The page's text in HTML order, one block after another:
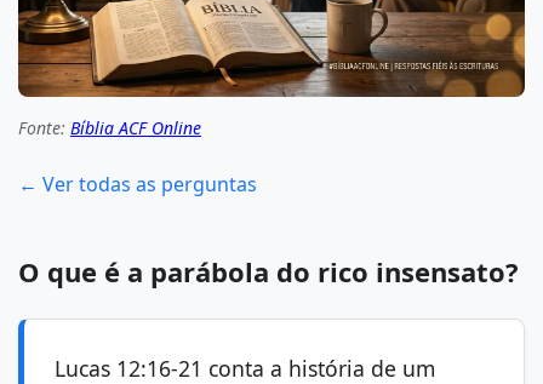
Fonte: Bíblia ACF Online
← Ver todas as perguntas
O que é a parábola do rico insensato?
Lucas 12:16-21 conta a história de um